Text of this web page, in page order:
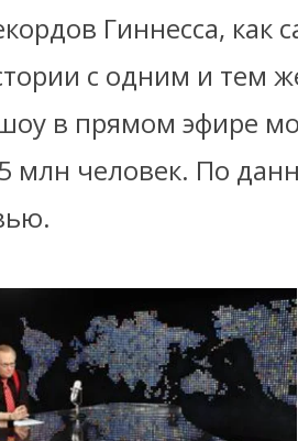
Гиннесса, как
с одним и тем
в прямом эфире
млн человек. По